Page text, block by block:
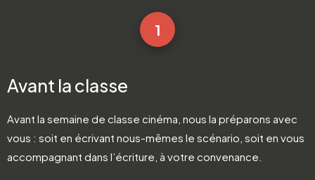
1
Avant la classe
Avant la semaine de classe cinéma, nous la préparons avec
vous : soit en écrivant nous-mêmes le scénario, soit en vous
accompagnant dans l’écriture, à votre convenance.